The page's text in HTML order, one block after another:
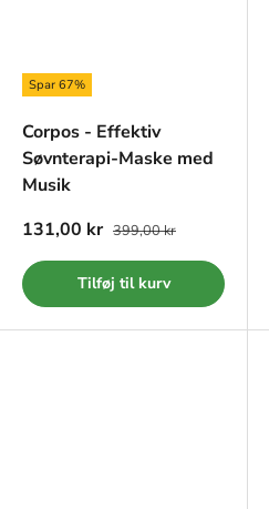
Spar 67%
Corpos - Effektiv
Søvnterapi-Maske med
Musik
131,00 kr 399,00 kr
Tilføj til kurv